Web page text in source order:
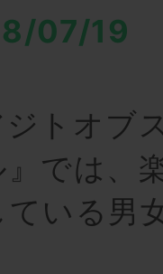
07/19
トオブ
では、
ている男